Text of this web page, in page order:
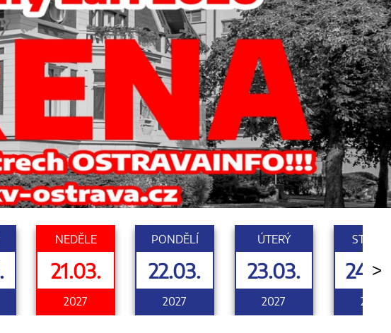
NEDĚLE
21.03.
2027
PONDĚLÍ
22.03.
2027
ÚTERÝ
23.03.
2027 2027
>